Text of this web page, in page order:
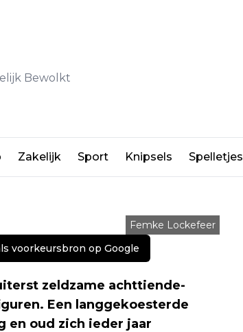
Bewolkt
Zakelijk Sport Knipsels Spelletjes
achttiende-
Femke Lockefeer
voorkeursbron op Google
zeldzame achttiende-
Een langgekoesterde
en oud zich ieder jaar